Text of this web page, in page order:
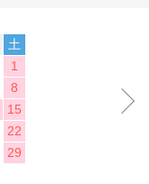
土
1
8
15
22
29